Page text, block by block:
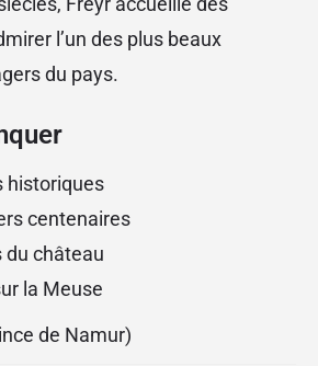
l’un des plus beaux
du pays.
historiques
centenaires
du château
la Meuse
de Namur)